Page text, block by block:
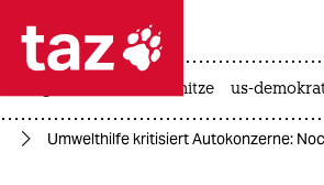
 taz zahl ich
taz zahl ich
hitze us-
Umwelthilfe kritisiert Autokonzerne: